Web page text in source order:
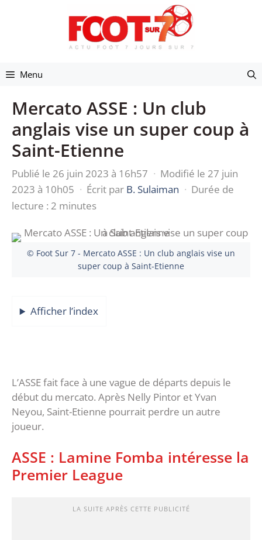
Menu
Mercato ASSE : Un club
anglais vise un super coup à
Saint-Etienne
Publié le 26 juin 2023 à 16h57 · Modifié le 27 juin
2023 à 10h05 · Écrit par B. Sulaiman · Durée de
lecture : 2 minutes
© Foot Sur 7 - Mercato ASSE : Un club anglais vise un
super coup à Saint-Etienne
Afficher l’index
L’ASSE fait face à une vague de départs depuis le
début du mercato. Après Nelly Pintor et Yvan
Neyou, Saint-Etienne pourrait perdre un autre
joueur.
ASSE : Lamine Fomba intéresse la
Premier League
LA SUITE APRÈS CETTE PUBLICITÉ